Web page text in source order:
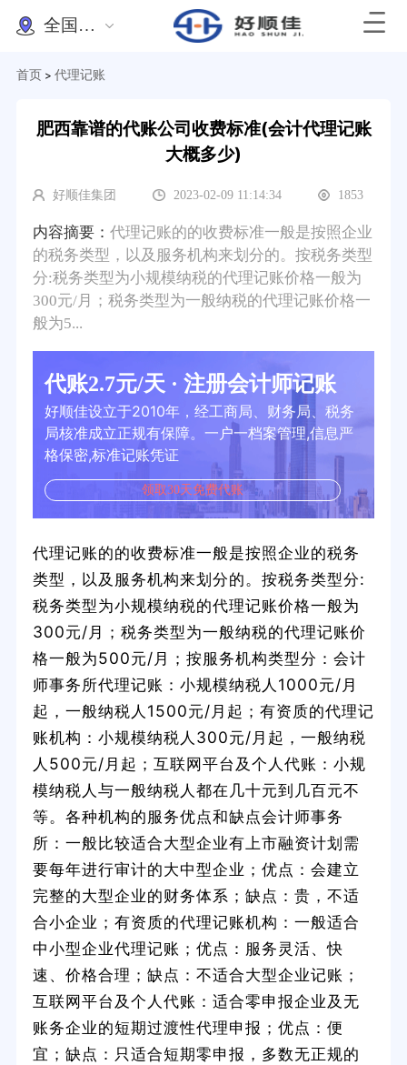
全国办理
首页 > 代理记账
肥西靠谱的代账公司收费标准(会计代理记账
大概多少)
好顺佳集团 2023-02-09 11:14:34 1853
内容摘要： 代理记账的的收费标准一般是按照企业
的税务类型，以及服务机构来划分的。按税务类型
分:税务类型为小规模纳税的代理记账价格一般为
300元/月；税务类型为一般纳税的代理记账价格一
般为5...
代账2.7元/天 · 注册会计师记账
好顺佳设立于2010年，经工商局、财务局、税务
局核准成立正规有保障。一户一档案管理,信息严
格保密,标准记账凭证
领取30天免费代账
代理记账的的收费标准一般是按照企业的税务
类型，以及服务机构来划分的。按税务类型分:
税务类型为小规模纳税的代理记账价格一般为
300元/月；税务类型为一般纳税的代理记账价
格一般为500元/月；按服务机构类型分：会计
师事务所代理记账：小规模纳税人1000元/月
起，一般纳税人1500元/月起；有资质的代理记
账机构：小规模纳税人300元/月起，一般纳税
人500元/月起；互联网平台及个人代账：小规
模纳税人与一般纳税人都在几十元到几百元不
等。各种机构的服务优点和缺点会计师事务
所：一般比较适合大型企业有上市融资计划需
要每年进行审计的大中型企业；优点：会建立
完整的大型企业的财务体系；缺点：贵，不适
合小企业；有资质的代理记账机构：一般适合
中小型企业代理记账；优点：服务灵活、快
速、价格合理；缺点：不适合大型企业记账；
互联网平台及个人代账：适合零申报企业及无
账务企业的短期过渡性代理申报；优点：便
宜；缺点：只适合短期零申报，多数无正规的